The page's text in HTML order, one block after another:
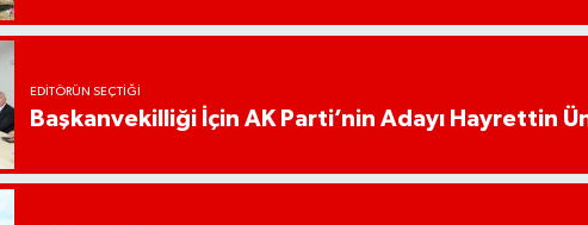
EDITÖRÜN SEÇTIĞI
Başkanvekilliği İçin AK Parti’nin Adayı Hayrettin